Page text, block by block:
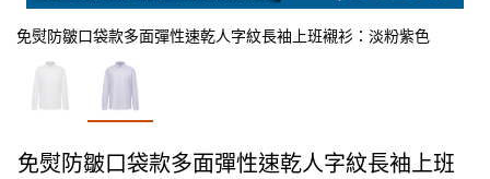
免熨防皺口袋款多面彈性速乾人字紋長袖上班襯衫：淡粉紫色
免熨防皺口袋款多面彈性速乾人字紋長袖上班